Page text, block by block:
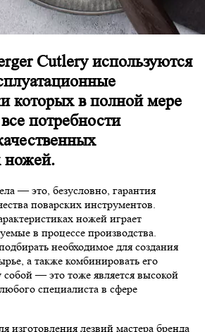
Cutlery используются
которых в полной мере
потребности
ножей.
— это, безусловно, гарантия
поварских инструментов.
ножей играет
в процессе производства.
необходимое для создания
а также комбинировать его
— это тоже является высокой
специалиста в сфере
изготовления лезвий мастера бренда